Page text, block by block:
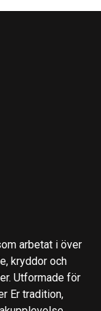
arbetat i över
kryddor och
Utformade för
Er tradition,